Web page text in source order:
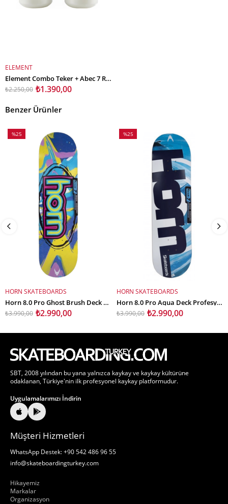
SEPETE EKLE
ELEMENT
Element Combo Teker + Abec 7 Rulman Set
₺1.390,00
₺2.250,00
Benzer Ürünler
SEPETE EKLE
%25
HORN SKATEBOARDS
Horn 8.0 Pro Ghost Brush Deck Profesyonel Kaykay Tahtası
₺2.990,00
₺3.990,00
SEPETE EKLE
%25
HORN SKATEBOARDS
Horn 8.0 Pro Aqua Deck Profesyonel Kaykay Tahtası
₺2.990,00
₺3.990,00
SBT, 2008 yılından bu yana yalnızca kaykay ve kaykay kültürüne
odaklanan, Türkiye'nin ilk profesyonel kaykay platformudur.
Uygulamalarımızı İndirin
Müşteri Hizmetleri
WhatsApp Destek: +90 542 486 96 55
info@skateboardingturkey.com
Hikayemiz
Markalar
Organizasyon